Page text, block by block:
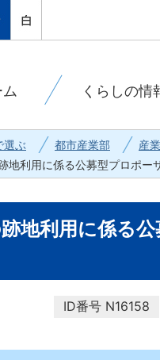
くらしの情
選ぶ 都市産業部 産
地利用に係る公募型プロポー
地利用に係る
ID番号 N16158